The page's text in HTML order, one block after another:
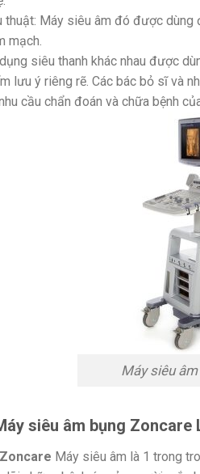
thuật: Máy siêu âm đó được
mạch.
siêu thanh khác nhau được
lưu ý riêng rẽ. Các bác bỏ sĩ và
cầu chẩn đoán và chữa bệnh
Máy siêu
siêu âm bụng Zoncare
Máy siêu âm là 1 trong